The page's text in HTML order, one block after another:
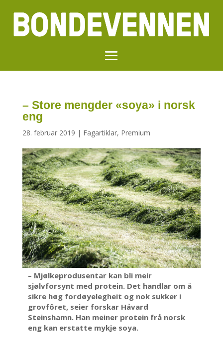
– Store mengder «soya» i norsk
eng
28. februar 2019 | Fagartiklar, Premium
– Mjølkeprodusentar kan bli meir
sjølvforsynt med protein. Det handlar om å
sikre høg fordøyelegheit og nok sukker i
grovfôret, seier forskar Håvard
Steinshamn. Han meiner protein frå norsk
eng kan erstatte mykje soya.